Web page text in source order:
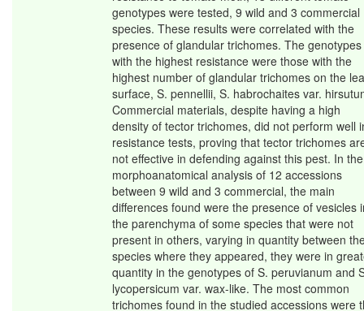
genotypes were tested, 9 wild and 3 commercial
species. These results were correlated with the
presence of glandular trichomes. The genotypes
with the highest resistance were those with the
highest number of glandular trichomes on the
surface, S. pennellii, S. habrochaites var.
Commercial materials, despite having a high
density of tector trichomes, did not perform well
resistance tests, proving that tector trichomes
not effective in defending against this pest. In the
morphoanatomical analysis of 12 accessions
between 9 wild and 3 commercial, the main
differences found were the presence of vesicles
the parenchyma of some species that were not
present in others, varying in quantity between
species where they appeared, they were in
quantity in the genotypes of S. peruvianum and
lycopersicum var. wax-like. The most common
trichomes found in the studied accessions were